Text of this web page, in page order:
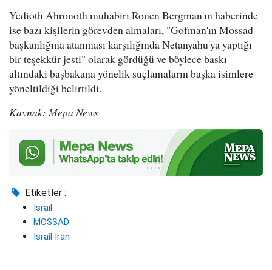
Yedioth Ahronoth muhabiri Ronen Bergman'ın haberinde
ise bazı kişilerin görevden almaları, "Gofman'ın Mossad
başkanlığına atanması karşılığında Netanyahu'ya yaptığı
bir teşekkür jesti" olarak gördüğü ve böylece baskı
altındaki başbakana yönelik suçlamaların başka isimlere
yöneltildiği belirtildi.
Kaynak: Mepa News
Etiketler :
İsrail
MOSSAD
İsrail İran